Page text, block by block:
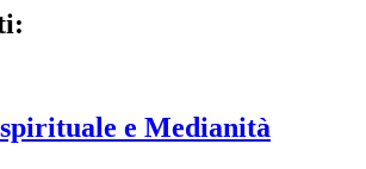
spirituale e Medianità